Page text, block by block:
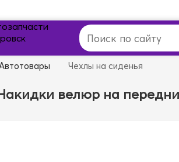
Чехлы на сиденья
велюр на